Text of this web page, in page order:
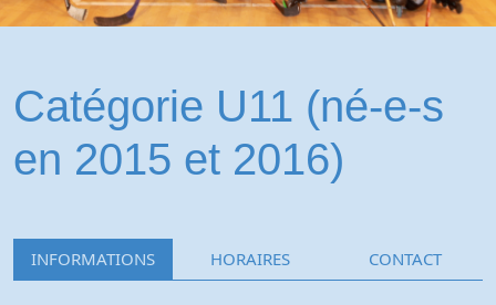
Catégorie U11 (né-e-s
en 2015 et 2016)
INFORMATIONS HORAIRES CONTACT